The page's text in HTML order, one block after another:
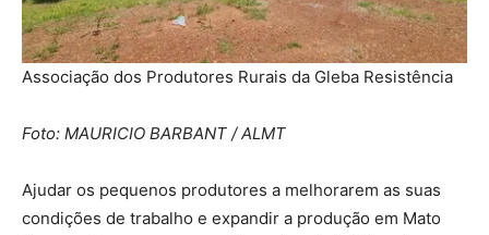
Associação dos Produtores Rurais da Gleba Resistência
Foto: MAURICIO BARBANT / ALMT
Ajudar os pequenos produtores a melhorarem as suas
condições de trabalho e expandir a produção em Mato